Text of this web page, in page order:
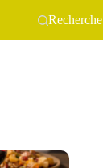
Recherche